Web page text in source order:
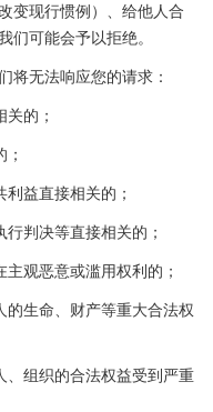
变现行惯例）、给他人合
们可能会予以拒绝。
将无法响应您的请求：
的；
利益直接相 关的；
判决等直接相关的；
观恶意或滥用权利的；
的生命、财产等重大合法权
、组织的合法权益受到严重